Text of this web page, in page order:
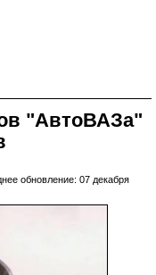
"АвтоВАЗа"
обновление: 07 декабря